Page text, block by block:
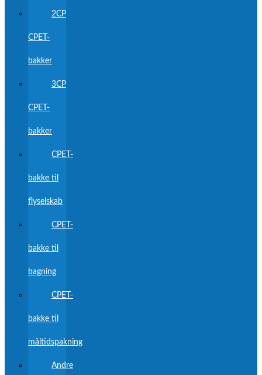
2CP
CPET-
bakker
3CP
CPET-
bakker
CPET-
bakke til
flyselskab
CPET-
bakke til
bagning
CPET-
bakke til
måltidspakning
Andre